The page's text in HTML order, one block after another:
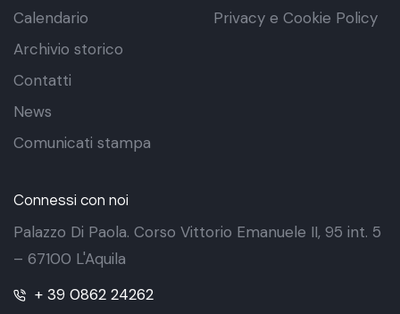
Calendario
Archivio storico
Contatti
News
Comunicati stampa
Privacy e Cookie Policy
Connessi con noi
Palazzo Di Paola. Corso Vittorio Emanuele II, 95 int. 5
– 67100 L'Aquila
+ 39 0862 24262